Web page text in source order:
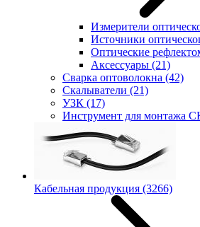
Измерители
Источники
Оптические
Аксессуары (21)
Сварка оптоволокна (42)
Скалыватели (21)
УЗК (17)
Инструмент для монтажа
Кабельная продукция (3266)